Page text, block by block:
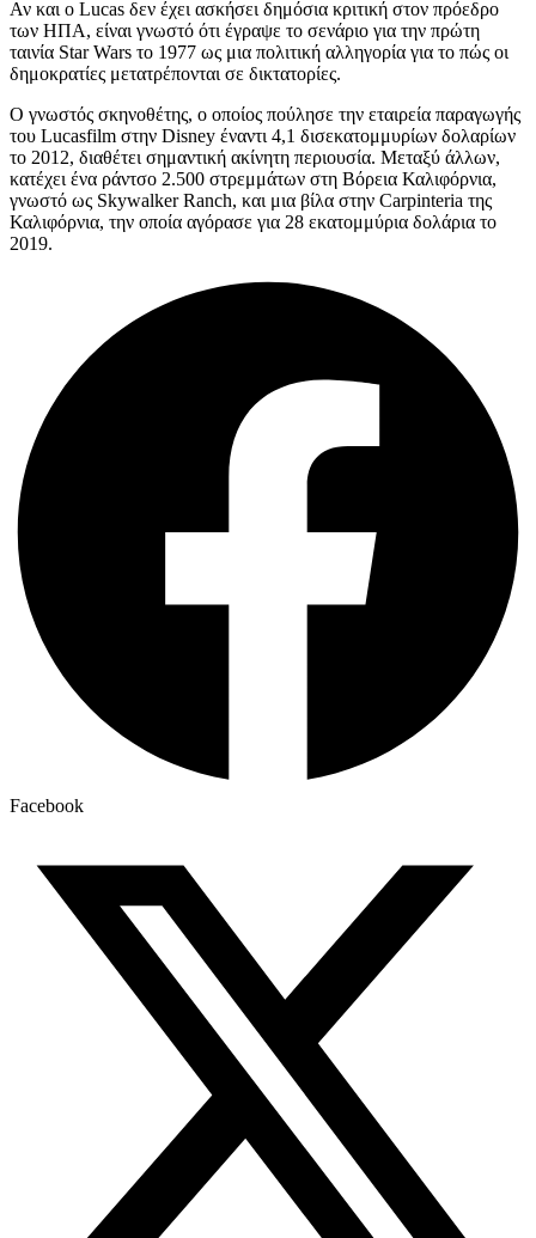
Αν και ο Lucas δεν έχει ασκήσει δημόσια κριτική στον πρόεδρο
των ΗΠΑ, είναι γνωστό ότι έγραψε το σενάριο για την πρώτη
ταινία Star Wars το 1977 ως μια πολιτική αλληγορία για το πώς οι
δημοκρατίες μετατρέπονται σε δικτατορίες.
Ο γνωστός σκηνοθέτης, ο οποίος πούλησε την εταιρεία παραγωγής
του Lucasfilm στην Disney έναντι 4,1 δισεκατομμυρίων δολαρίων
το 2012, διαθέτει σημαντική ακίνητη περιουσία. Μεταξύ άλλων,
κατέχει ένα ράντσο 2.500 στρεμμάτων στη Βόρεια Καλιφόρνια,
γνωστό ως Skywalker Ranch, και μια βίλα στην Carpinteria της
Καλιφόρνια, την οποία αγόρασε για 28 εκατομμύρια δολάρια το
2019.
Facebook